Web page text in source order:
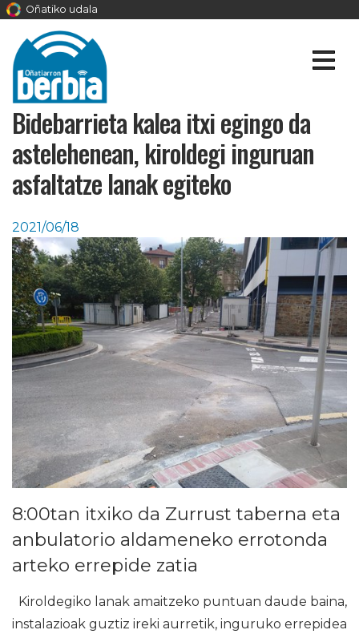
Oñatiko udala
Bidebarrieta kalea itxi egingo da
astelehenean, kiroldegi inguruan
asfaltatze lanak egiteko
2021/06/18
8:00tan itxiko da Zurrust taberna eta
anbulatorio aldameneko errotonda
arteko errepide zatia
Kiroldegiko lanak amaitzeko puntuan daude baina,
instalazioak guztiz ireki aurretik, inguruko errepidea